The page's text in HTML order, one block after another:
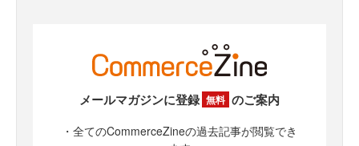
メールマガジンに登録 無料 のご案内
・全てのCommerceZineの過去記事が閲覧でき